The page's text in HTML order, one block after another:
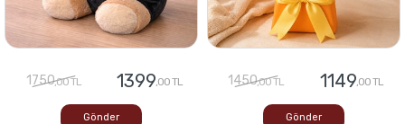
1750,00 TL 1399,00 TL
Gönder
1450,00 TL 1149,00 TL
Gönder